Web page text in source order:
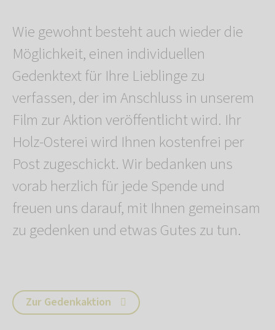
Wie gewohnt besteht auch wieder die
Möglichkeit, einen individuellen
Gedenktext für Ihre Lieblinge zu
verfassen, der im Anschluss in unserem
Film zur Aktion veröffentlicht wird. Ihr
Holz-Osterei wird Ihnen kostenfrei per
Post zugeschickt. Wir bedanken uns
vorab herzlich für jede Spende und
freuen uns darauf, mit Ihnen gemeinsam
zu gedenken und etwas Gutes zu tun.
Zur Gedenkaktion